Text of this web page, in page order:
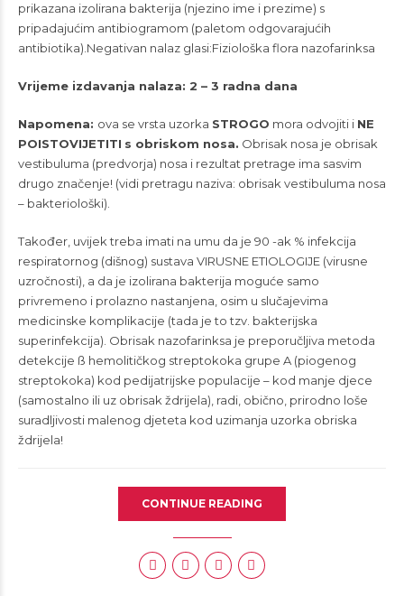
prikazana izolirana bakterija (njezino ime i prezime) s
pripadajućim antibiogramom (paletom odgovarajućih
antibiotika).Negativan nalaz glasi:Fiziološka flora nazofarinksa
Vrijeme izdavanja nalaza: 2 – 3 radna dana
Napomena: ova se vrsta uzorka STROGO mora odvojiti i NE
POISTOVIJETITI s obriskom nosa. Obrisak nosa je obrisak
vestibuluma (predvorja) nosa i rezultat pretrage ima sasvim
drugo značenje! (vidi pretragu naziva: obrisak vestibuluma nosa
– bakteriološki).
Također, uvijek treba imati na umu da je 90 -ak % infekcija
respiratornog (dišnog) sustava VIRUSNE ETIOLOGIJE (virusne
uzročnosti), a da je izolirana bakterija moguće samo
privremeno i prolazno nastanjena, osim u slučajevima
medicinske komplikacije (tada je to tzv. bakterijska
superinfekcija). Obrisak nazofarinksa je preporučljiva metoda
detekcije ß hemolitičkog streptokoka grupe A (piogenog
streptokoka) kod pedijatrijske populacije – kod manje djece
(samostalno ili uz obrisak ždrijela), radi, obično, prirodno loše
suradljivosti malenog djeteta kod uzimanja uzorka obriska
ždrijela!
CONTINUE READING